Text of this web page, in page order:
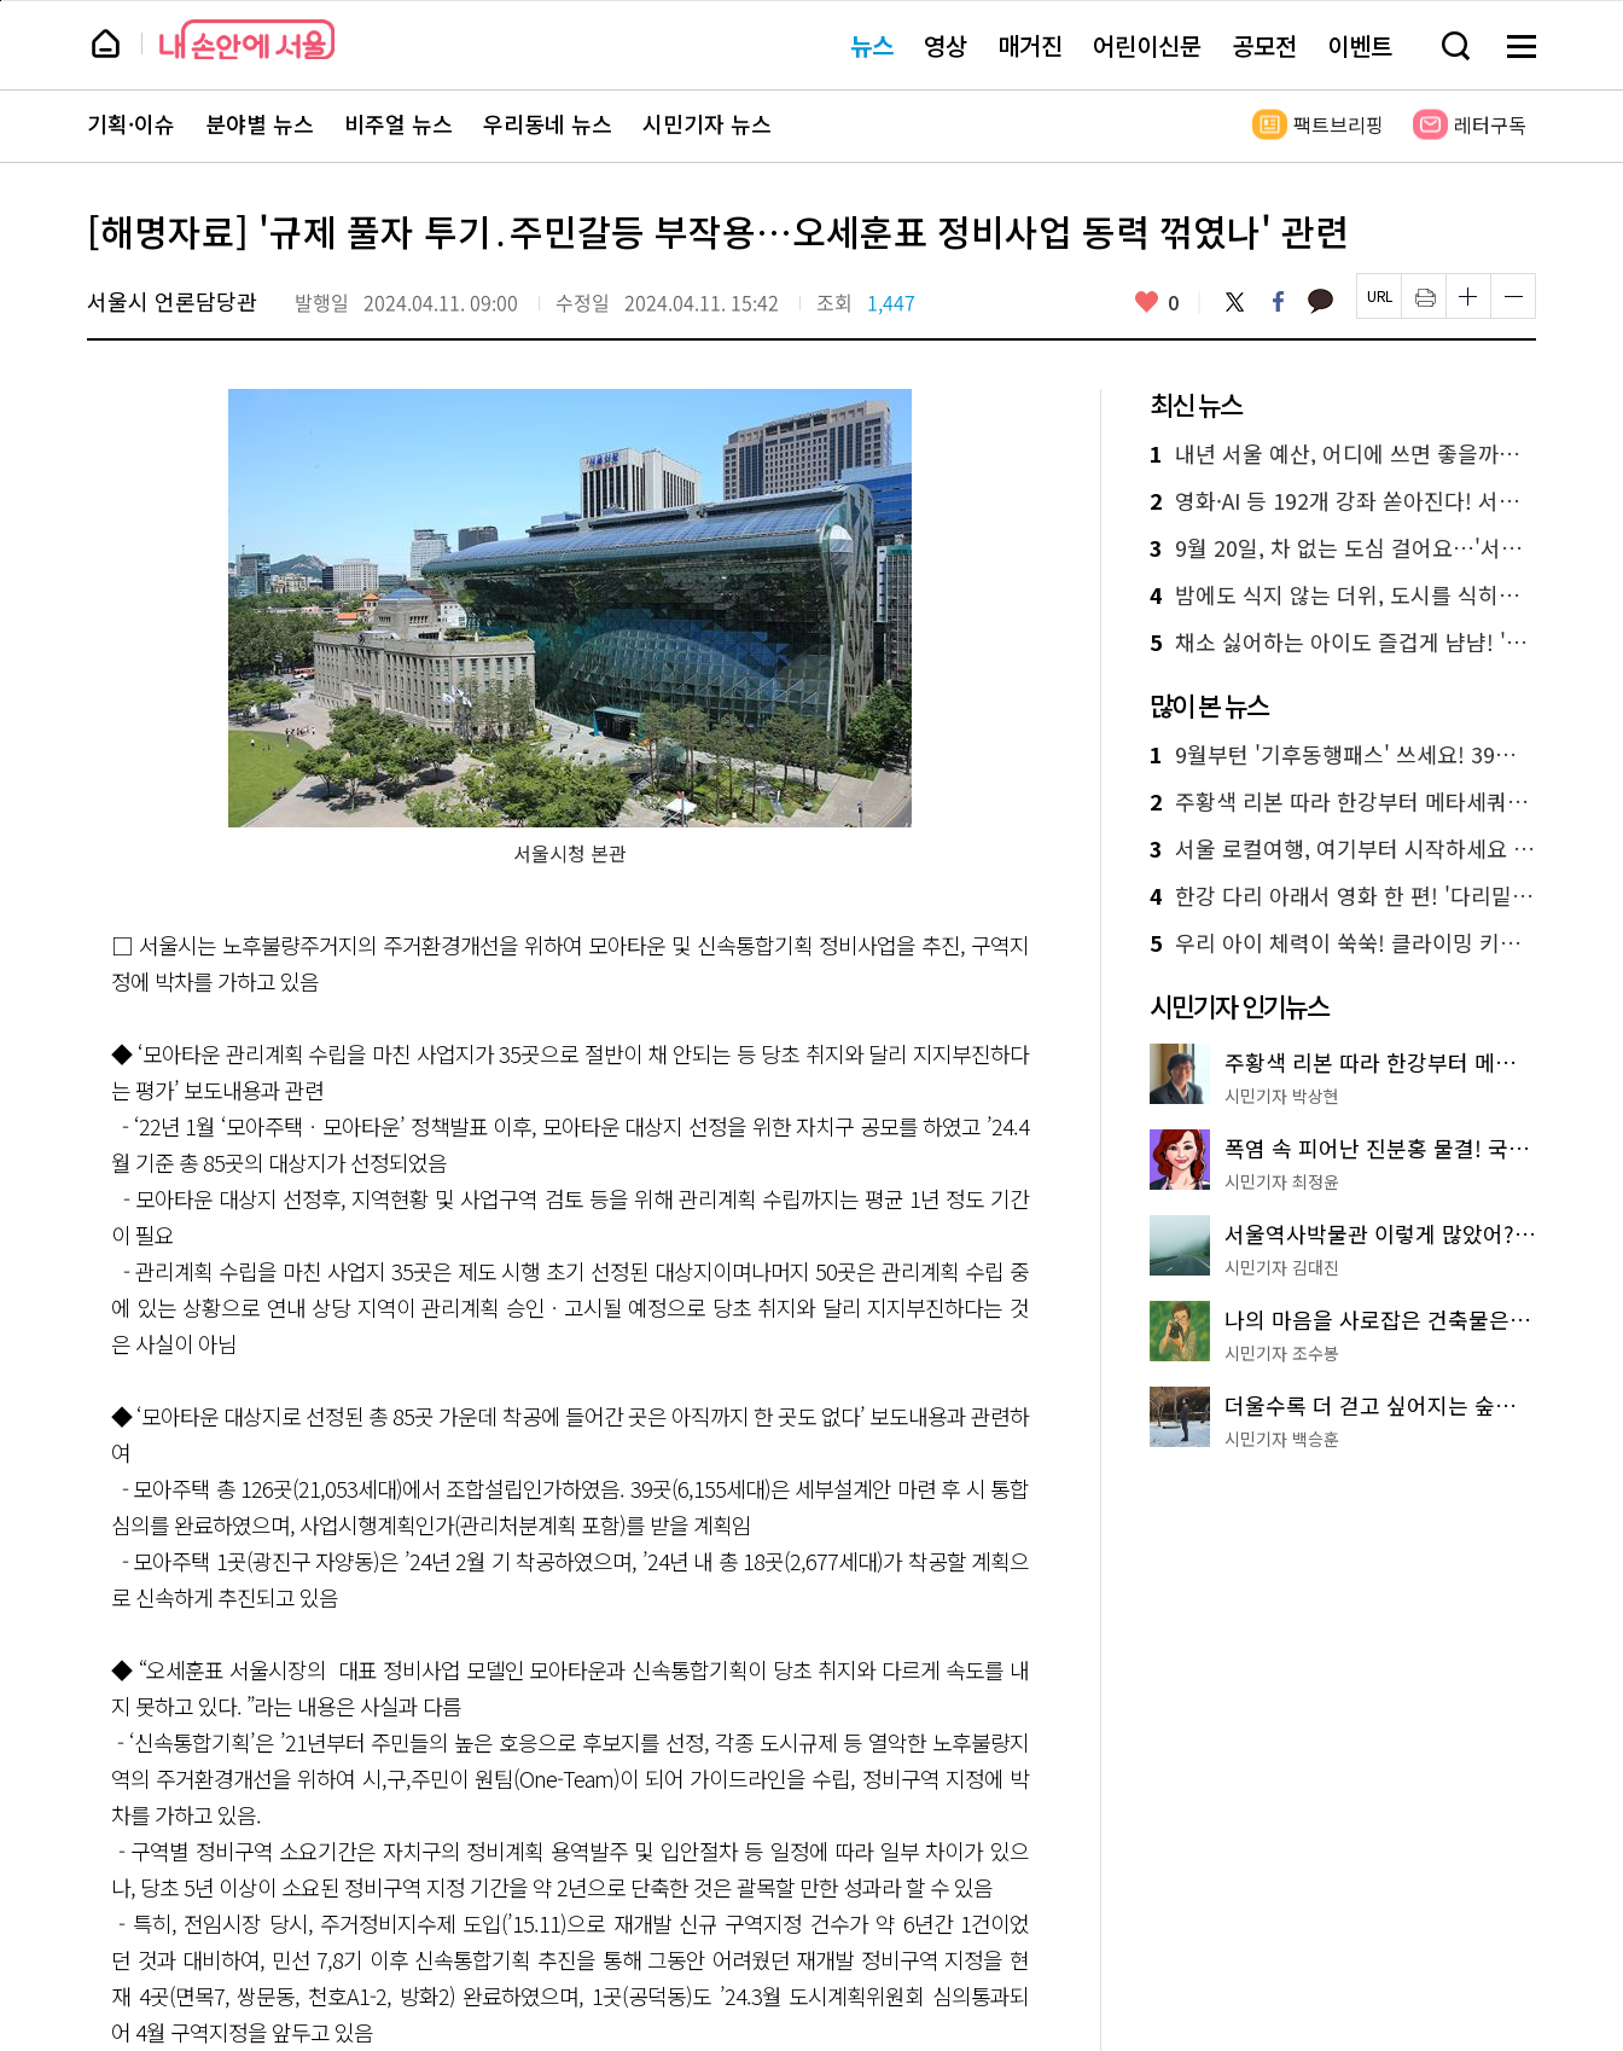
본
뉴
스 요뉴스 영상 매거진 어린이신문 공모전 이벤트 검
창
기
메
전
보
뉴
스
주
서
바
로
기획·이슈 분야별 뉴스 비주얼 뉴스 우리동네 뉴스 시민기자 뉴스 팩트브리핑 레터구독
[해명자료] '규제 풀자 투기․주민갈등 부작용…오세훈표 정비사업 동력 꺾였나' 관련
서울시 언론담당관 발행일 2024.04.11. 09:00 수정일 2024.04.11. 15:42 조회 1,447 좋
요
0 트
위
터
페
이
스
카
카 페
이
지
인
쇄
하
글
자
크
하
기
글
자
크
하
서울시청 본관
□ 서울시는 노후불량주거지의 주거환경개선을 위하여 모아타운 및 신속통합기획 정비사업을 추진, 구역지
정에 박차를 가하고 있음
◆ ‘모아타운 관리계획 수립을 마친 사업지가 35곳으로 절반이 채 안되는 등 당초 취지와 달리 지지부진하다
는 평가’ 보도내용과 관련
- ‘22년 1월 ‘모아주택ㆍ모아타운’ 정책발표 이후, 모아타운 대상지 선정을 위한 자치구 공모를 하였고 ’24.4
월 기준 총 85곳의 대상지가 선정되었음
- 모아타운 대상지 선정후, 지역현황 및 사업구역 검토 등을 위해 관리계획 수립까지는 평균 1년 정도 기간
이 필요
- 관리계획 수립을 마친 사업지 35곳은 제도 시행 초기 선정된 대상지이며나머지 50곳은 관리계획 수립 중
에 있는 상황으로 연내 상당 지역이 관리계획 승인ㆍ고시될 예정으로 당초 취지와 달리 지지부진하다는 것
은 사실이 아님
◆ ‘모아타운 대상지로 선정된 총 85곳 가운데 착공에 들어간 곳은 아직까지 한 곳도 없다’ 보도내용과 관련하
여
- 모아주택 총 126곳(21,053세대)에서 조합설립인가하였음. 39곳(6,155세대)은 세부설계안 마련 후 시 통합
심의를 완료하였으며, 사업시행계획인가(관리처분계획 포함)를 받을 계획임
- 모아주택 1곳(광진구 자양동)은 ’24년 2월 기 착공하였으며, ’24년 내 총 18곳(2,677세대)가 착공할 계획으
로 신속하게 추진되고 있음
◆ “오세훈표 서울시장의 대표 정비사업 모델인 모아타운과 신속통합기획이 당초 취지와 다르게 속도를 내
지 못하고 있다. ”라는 내용은 사실과 다름
- ‘신속통합기획’은 ’21년부터 주민들의 높은 호응으로 후보지를 선정, 각종 도시규제 등 열악한 노후불량지
역의 주거환경개선을 위하여 시,구,주민이 원팀(One-Team)이 되어 가이드라인을 수립, 정비구역 지정에 박
차를 가하고 있음.
- 구역별 정비구역 소요기간은 자치구의 정비계획 용역발주 및 입안절차 등 일정에 따라 일부 차이가 있으
나, 당초 5년 이상이 소요된 정비구역 지정 기간을 약 2년으로 단축한 것은 괄목할 만한 성과라 할 수 있음
- 특히, 전임시장 당시, 주거정비지수제 도입(’15.11)으로 재개발 신규 구역지정 건수가 약 6년간 1건이었
던 것과 대비하여, 민선 7,8기 이후 신속통합기획 추진을 통해 그동안 어려웠던 재개발 정비구역 지정을 현
재 4곳(면목7, 쌍문동, 천호A1-2, 방화2) 완료하였으며, 1곳(공덕동)도 ’24.3월 도시계획위원회 심의통과되
어 4월 구역지정을 앞두고 있음
최신 뉴스
1 내년 서울 예산, 어디에 쓰면 좋을까요? 온라인 투표
2 영화·AI 등 192개 강좌 쏟아진다! 서울시민대학 선착순 신청
3 9월 20일, 차 없는 도심 걸어요…'서울 걷자 페스티벌' 선착순 5천명
4 밤에도 식지 않는 더위, 도시를 식히는 시원한 해법은?
5 채소 싫어하는 아이도 즐겁게 냠냠! '찾아가는 서울시 식생활 교육' 현장
많이 본 뉴스
1 9월부턴 '기후동행패스' 쓰세요! 39세까지 청년 혜택
2 주황색 리본 따라 한강부터 메타세쿼이아 숲길까지…서울둘레길 15코스
3 서울 로컬여행, 여기부터 시작하세요 '서울에디션25'
4 한강 다리 아래서 영화 한 편! '다리밑 영화관' 무료 상영
5 우리 아이 체력이 쑥쑥! 클라이밍 키즈카페·어린이 체력장
시민기자 인기뉴스
주황색 리본 따라 한강부터 메타세쿼이아 숲길까지…서울둘레길 15코스
시민기자 박상현
폭염 속 피어난 진분홍 물결! 국립중앙박물관 배롱나무 명소
시민기자 최정윤
서울역사박물관 이렇게 많았어? 주말마다 한 곳씩 떠나는 역사 산책
시민기자 김대진
나의 마음을 사로잡은 건축물은? '서울시 건축상' 수상작 공개!
시민기자 조수봉
더울수록 더 걷고 싶어지는 숲길! 서울둘레길 '아차산 코스'
시민기자 백승훈
페